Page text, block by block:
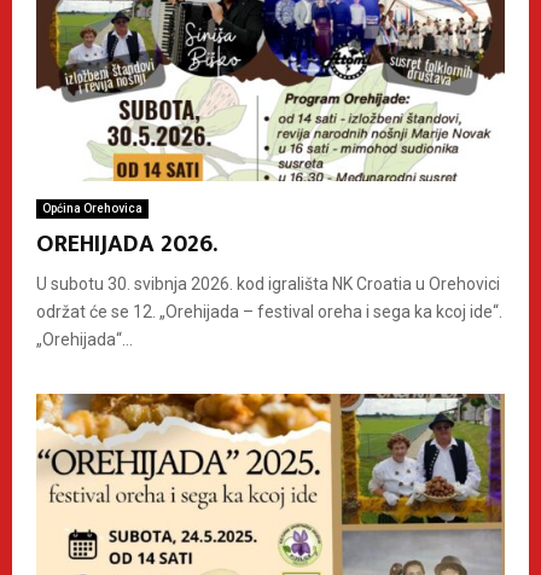
Općina Orehovica
OREHIJADA 2026.
U subotu 30. svibnja 2026. kod igrališta NK Croatia u Orehovici
održat će se 12. „Orehijada – festival oreha i sega ka kcoj ide“.
„Orehijada“...